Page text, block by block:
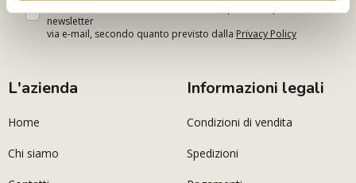
newsletter
via e-mail, secondo quanto previsto dalla Privacy Policy
L'azienda
Home
Chi siamo
Informazioni legali
Condizioni di vendita
Spedizioni